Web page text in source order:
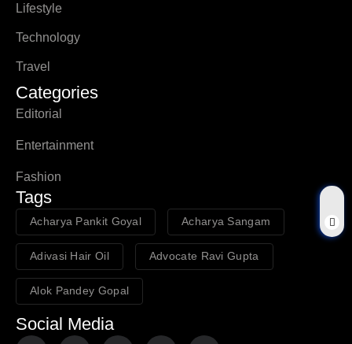
Lifestyle
Technology
Travel
Categories
Editorial
Entertainment
Fashion
Tags
Acharya Pankit Goyal Acharya Sangam
Adivasi Hair Oil Advocate Ravi Gupta
Alok Pandey Gopal
Social Media